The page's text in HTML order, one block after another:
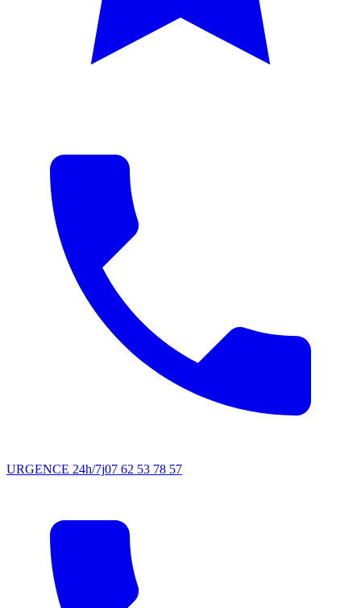
URGENCE 24h/7j07 62 53 78 57